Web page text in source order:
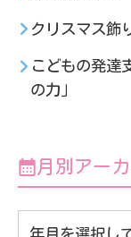
クリスマス飾
こどもの発達
の力」
月別アー